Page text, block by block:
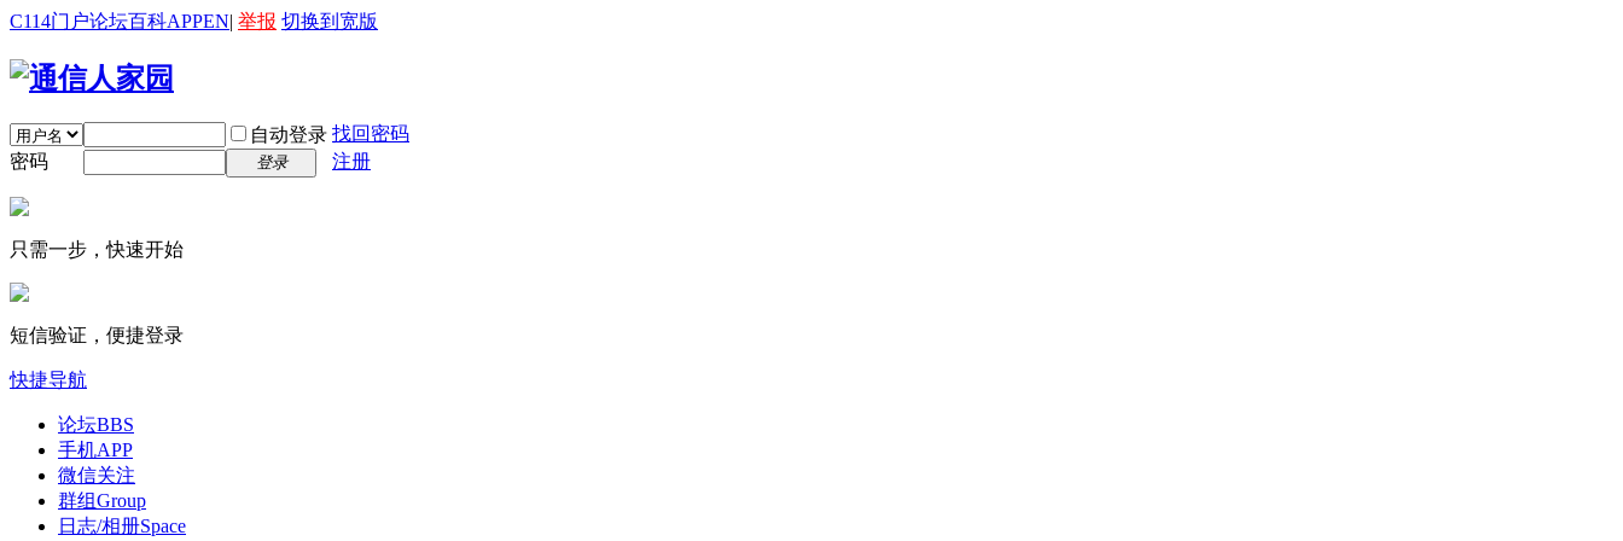
C114门户论坛百科APPEN| 举报 切换到宽版
自动登录 找回密码
密码
登录 注册
只需一步，快速开始
短信验证，便捷登录
快捷导航
论坛BBS
手机APP
微信关注
群组Group
日志/相册Space